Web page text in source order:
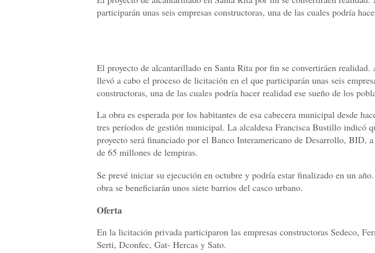
participarán unas seis empresas constructoras, una de las cuales podría
El proyecto de alcantarillado en Santa Rita por fin se convertiráen realidad.
llevó a cabo el proceso de licitación en el que participarán unas seis
constructoras, una de las cuales podría hacer realidad ese sueño de los
La obra es esperada por los habitantes de esa cabecera municipal desde
tres períodos de gestión municipal. La alcaldesa Francisca Bustillo indicó
proyecto será financiado por el Banco Interamericano de Desarrollo, BID,
de 65 millones de lempiras.
Se prevé iniciar su ejecución en octubre y podría estar finalizado en un
obra se beneficiarán unos siete barrios del casco urbano.
Oferta
En la licitación privada participaron las empresas constructoras Sedeco,
Serti, Dconfec, Gat- Hercas y Sato.